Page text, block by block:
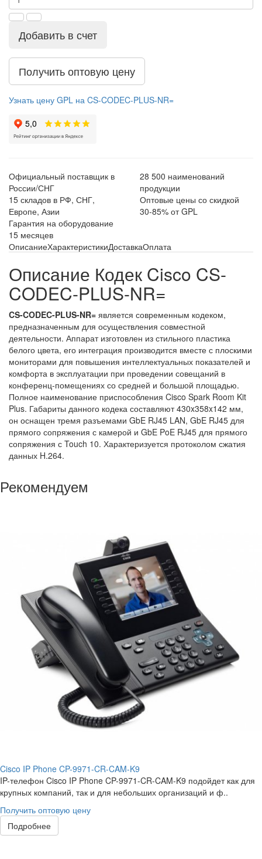
Добавить в счет
Получить оптовую цену
Узнать цену GPL на CS-CODEC-PLUS-NR=
Официальный поставщик в
России/СНГ
28 500 наименований
продукции
15 складов в РФ, СНГ,
Европе, Азии
Оптовые цены со скидкой
30-85% от GPL
Гарантия на оборудование
15 месяцев
ОписаниеХарактеристикиДоставкаОплата
Описание Кодек Cisco CS-
CODEC-PLUS-NR=
CS-CODEC-PLUS-NR= является современным кодеком,
предназначенным для осуществления совместной
деятельности. Аппарат изготовлен из стильного пластика
белого цвета, его интеграция производится вместе с плоскими
мониторами для повышения интеллектуальных показателей и
комфорта в эксплуатации при проведении совещаний в
конференц-помещениях со средней и большой площадью.
Полное наименование приспособления Cisco Spark Room Kit
Plus. Габариты данного кодека составляют 430x358x142 мм,
он оснащен тремя разъемами GbE RJ45 LAN, GbE RJ45 для
прямого сопряжения с камерой и GbE PoE RJ45 для прямого
сопряжения с Touch 10. Характеризуется протоколом сжатия
данных H.264.
Рекомендуем
Cisco IP Phone CP-9971-CR-CAM-K9
IP-телефон Cisco IP Phone CP-9971-CR-CAM-K9 подойдет как для
крупных компаний, так и для небольших организаций и ф..
Получить оптовую цену
Подробнее